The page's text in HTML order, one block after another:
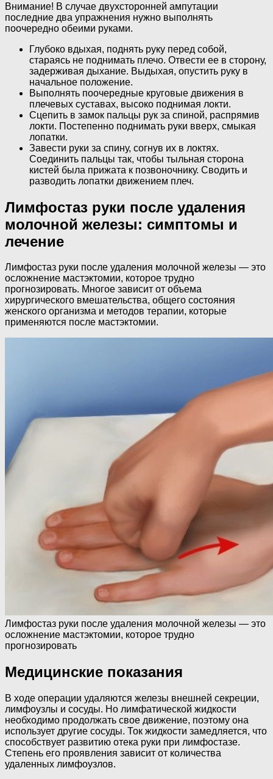
Внимание! В случае двухсторонней ампутации
последние два упражнения нужно выполнять
поочередно обеими руками.
Глубоко вдыхая, поднять руку перед собой,
стараясь не поднимать плечо. Отвести ее в сторону,
задерживая дыхание. Выдыхая, опустить руку в
начальное положение.
Выполнять поочередные круговые движения в
плечевых суставах, высоко поднимая локти.
Сцепить в замок пальцы рук за спиной, распрямив
локти. Постепенно поднимать руки вверх, смыкая
лопатки.
Завести руки за спину, согнув их в локтях.
Соединить пальцы так, чтобы тыльная сторона
кистей была прижата к позвоночнику. Сводить и
разводить лопатки движением плеч.
Лимфостаз руки после удаления
молочной железы: симптомы и
лечение
Лимфостаз руки после удаления молочной железы — это
осложнение мастэктомии, которое трудно
прогнозировать. Многое зависит от объема
хирургического вмешательства, общего состояния
женского организма и методов терапии, которые
применяются после мастэктомии.
Лимфостаз руки после удаления молочной железы — это
осложнение мастэктомии, которое трудно
прогнозировать
Медицинские показания
В ходе операции удаляются железы внешней секреции,
лимфоузлы и сосуды. Но лимфатической жидкости
необходимо продолжать свое движение, поэтому она
использует другие сосуды. Ток жидкости замедляется, что
способствует развитию отека руки при лимфостазе.
Степень его проявления зависит от количества
удаленных лимфоузлов.